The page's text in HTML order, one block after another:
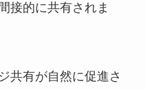
接的に共有されま
共有が自然に促進さ